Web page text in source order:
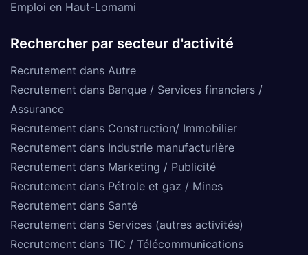
Emploi en Haut-Lomami
Rechercher par secteur d'activité
Recrutement dans Autre
Recrutement dans Banque / Services financiers /
Assurance
Recrutement dans Construction/ Immobilier
Recrutement dans Industrie manufacturière
Recrutement dans Marketing / Publicité
Recrutement dans Pétrole et gaz / Mines
Recrutement dans Santé
Recrutement dans Services (autres activités)
Recrutement dans TIC / Télécommunications